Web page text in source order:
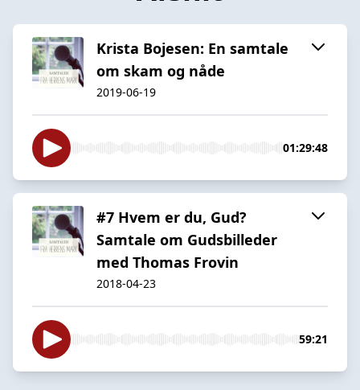
Krista Bojesen: En samtale
om skam og nåde
2019-06-19
01:29:48
#7 Hvem er du, Gud?
Samtale om Gudsbilleder
med Thomas Frovin
2018-04-23
59:21